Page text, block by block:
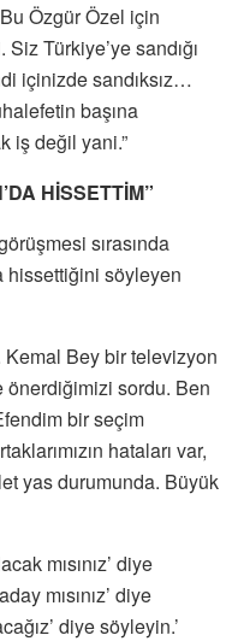
Özgür Özel için
Türkiye’ye sandığı
içinizde sandıksız…
başına
iş değil yani.”
HİSSETTİM”
sırasında
hissettiğini söyleyen
Kemal Bey bir televizyon
önerdiğimizi sordu. Ben
bir seçim
hataları var,
yas durumunda. Büyük
mısınız’ diye
mısınız’ diye
diye söyleyin.’